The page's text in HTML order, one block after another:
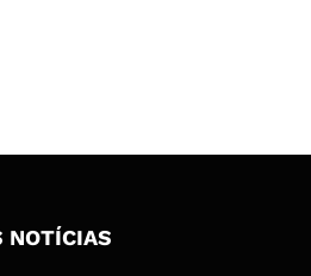
NOTÍCIAS